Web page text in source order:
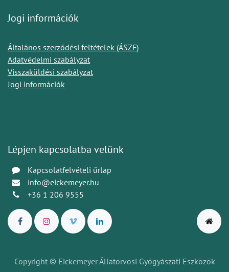
Jogi információk
Általános szerződési feltételek (ÁSZF)
Adatvédelmi szabályzat
Visszaküldési szabályzat
Jogi információk
Lépjen kapcsolatba velünk
Kapcsolatfelvételi űrlap
info@eickemeyer.hu
+36 1 206 9555
Copyright © Eickemeyer Állatorvosi Gyógyászati Eszközök